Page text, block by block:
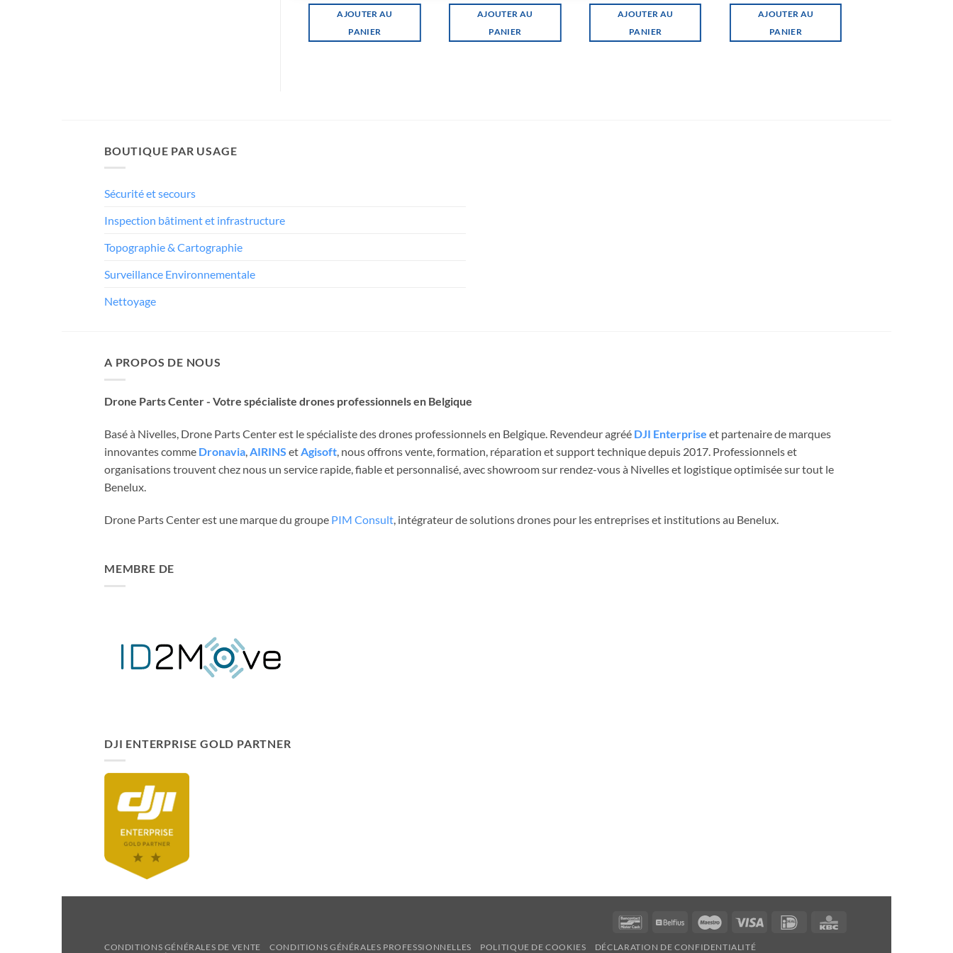
AJOUTER AU
PANIER
AJOUTER AU
PANIER
AJOUTER AU
PANIER
AJOUTER AU
PANIER
BOUTIQUE PAR USAGE
Sécurité et secours
Inspection bâtiment et infrastructure
Topographie & Cartographie
Surveillance Environnementale
Nettoyage
A PROPOS DE NOUS
Drone Parts Center - Votre spécialiste drones professionnels en Belgique
Basé à Nivelles, Drone Parts Center est le spécialiste des drones professionnels en Belgique. Revendeur agréé DJI Enterprise et partenaire de marques
innovantes comme Dronavia AIRINS et Agisoft , nous offrons vente, formation, réparation et support technique depuis 2017. Professionnels et
organisations trouvent chez nous un service rapide, fiable et personnalisé, avec showroom sur rendez-vous à Nivelles et logistique optimisée sur tout le
Benelux.
Drone Parts Center est une marque du groupe PIM Consult , intégrateur de solutions drones pour les entreprises et institutions au Benelux.
MEMBRE DE
DJI ENTERPRISE GOLD PARTNER
BancontactBelfius Maestro Idéal
CONDITIONS GÉNÉRALES DE VENTE CONDITIONS GÉNÉRALES PROFESSIONNELLES POLITIQUE DE COOKIES
DÉCLARATION DE CONFIDENTIALITÉ